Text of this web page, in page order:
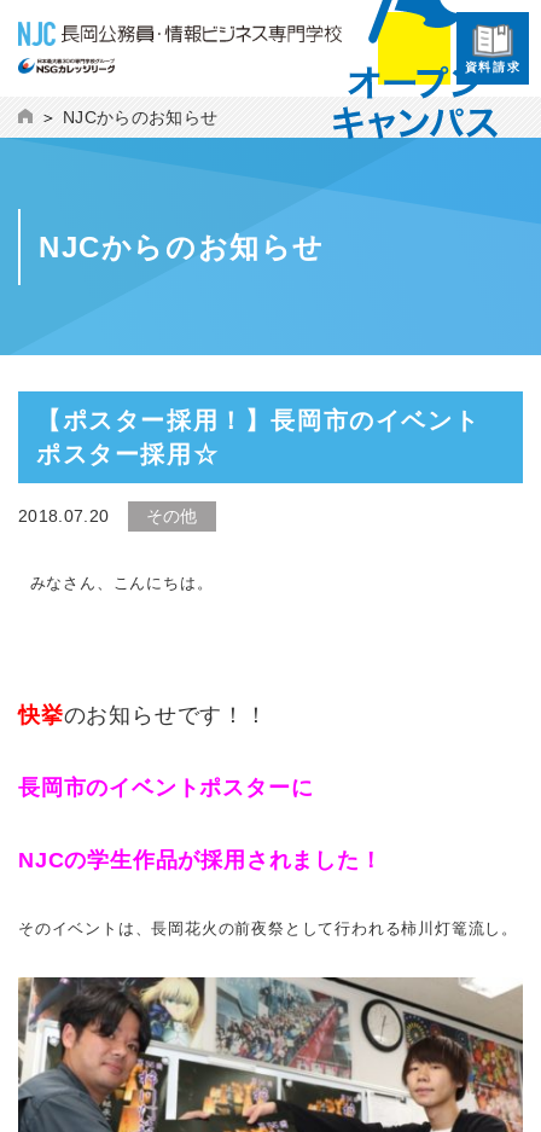
資料請求
NJCからのお知らせ
NJCからのお知らせ
【ポスター採用！】長岡市のイベント
ポスター採用☆
2018.07.20 その他
みなさん、こんにちは。
快挙のお知らせです！！
長岡市のイベントポスターに
NJCの学生作品が採用されました！
そのイベントは、長岡花火の前夜祭として行われる柿川灯篭流し。